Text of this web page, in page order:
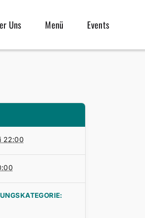
Uns Menü Events
22:00